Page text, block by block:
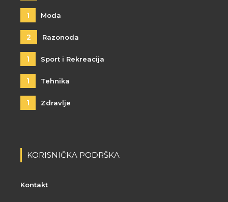
1 Moda
2 Razonoda
1 Sport i Rekreacija
1 Tehnika
1 Zdravlje
KORISNIČKA PODRŠKA
Kontakt